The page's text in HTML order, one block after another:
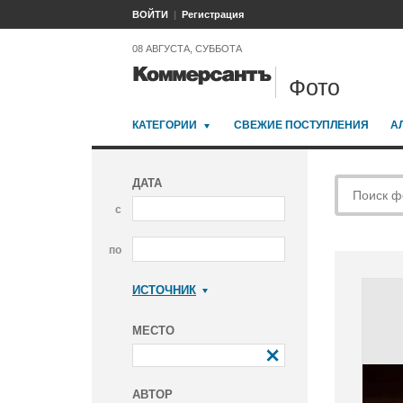
ВОЙТИ Регистрация
08 АВГУСТА, СУББОТА
Фото
КАТЕГОРИИ СВЕЖИЕ ПОСТУПЛЕНИЯ
ДАТА
с
по
ИСТОЧНИК
МЕСТО
АВТОР